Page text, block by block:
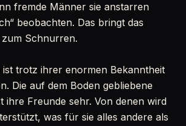
fremde Männer sie anstarren
beobachten. Das bringt das
Schnurren.
ist trotz ihrer enormen Bekanntheit
Die auf dem Boden gebliebene
ihre Freunde sehr. Von denen wird
was für sie alles andere als